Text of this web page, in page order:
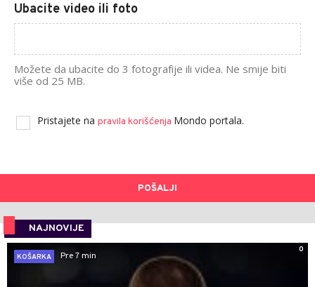
Ubacite video ili foto
Možete da ubacite do 3 fotografije ili videa. Ne smije biti
više od 25 MB.
Pristajete na pravila korišćenja Mondo portala.
POŠALJI
NAJNOVIJE
0
KOŠARKA
Pre 7 min